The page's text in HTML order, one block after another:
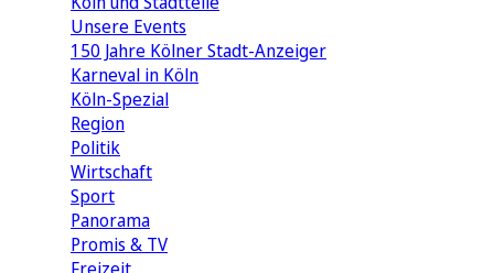
Unsere Events
150 Jahre Kölner Stadt-Anzeiger
Karneval in Köln
Köln-Spezial
Region
Politik
Wirtschaft
Sport
Panorama
Promis & TV